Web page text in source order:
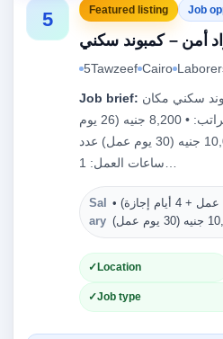
5 Featured listing Job
أمن – كمبوند سكني
5Tawzeef Cairo
Job brief:
العمل: التجمع الخامس الراتب: • 8,200 جنيه (26 يوم
عمل + 4 أيام إجازة) • 10,000 جنيه (30 يوم عمل) عدد
Sal
ary
الراتب: • 8,200 جنيه (26 يوم عمل + 4 أيام إجازة) •
يوم عمل)
Location
Job type